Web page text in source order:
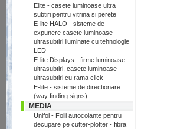
Elite - casete luminoase ultra
subtiri pentru vitrina si perete
E-lite HALO - sisteme de
expunere casete luminoase
ultrasubtiri iluminate cu tehnologie
LED
E-lite Displays - firme luminoase
ultrasubtiri, casete luminoase
ultrasubtiri cu rama click
E-lite - sisteme de directionare
(way finding signs)
MEDIA
Unifol - Folii autocolante pentru
decupare pe cutter-plotter - fibra